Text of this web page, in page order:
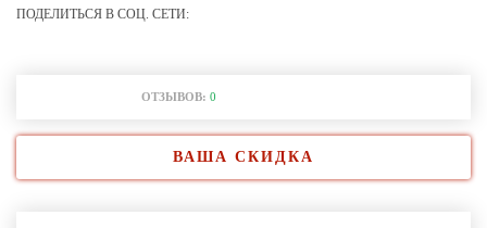
ПОДЕЛИТЬСЯ В СОЦ. СЕТИ:
ОТЗЫВОВ: 0
ВАША СКИДКА